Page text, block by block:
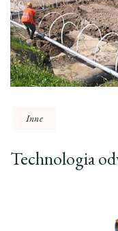
Inne
Technologia